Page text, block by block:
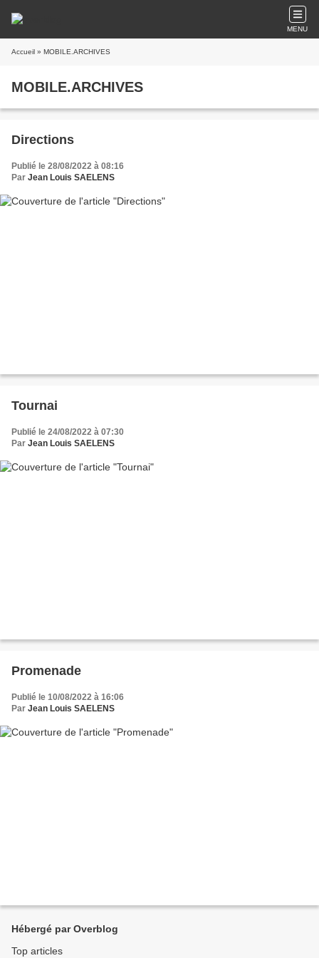
MENU
Accueil » MOBILE.ARCHIVES
MOBILE.ARCHIVES
Directions
Publié le 28/08/2022 à 08:16
Par Jean Louis SAELENS
Tournai
Publié le 24/08/2022 à 07:30
Par Jean Louis SAELENS
Promenade
Publié le 10/08/2022 à 16:06
Par Jean Louis SAELENS
Hébergé par Overblog
Top articles